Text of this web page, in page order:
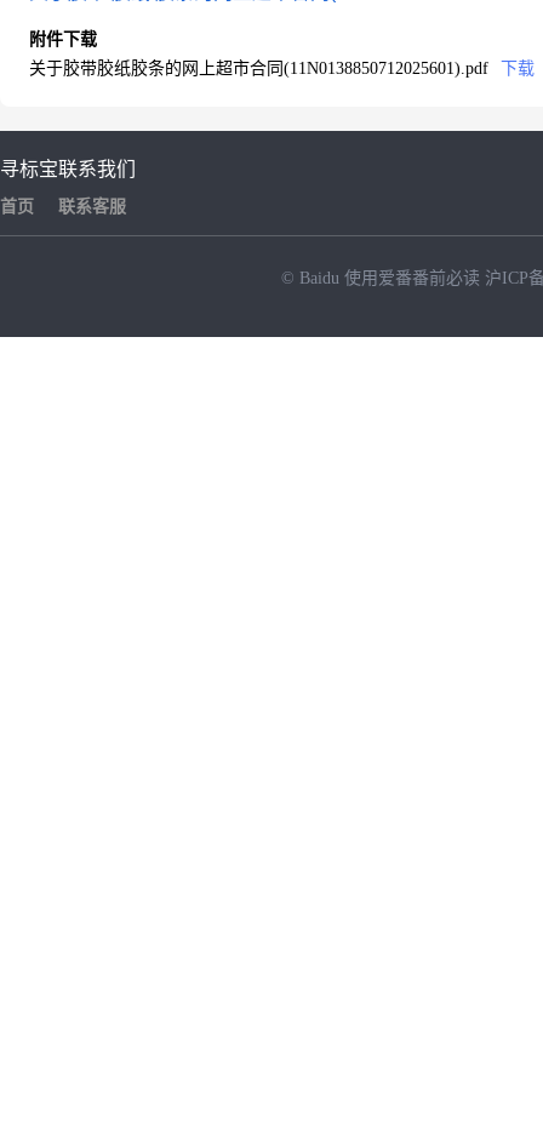
附件下载
关于胶带胶纸胶条的网上超市合同(11N0138850712025601).pdf
下载
寻标宝
首页
联系我们
联系客服
© Baidu 使用爱番番前必读 沪ICP